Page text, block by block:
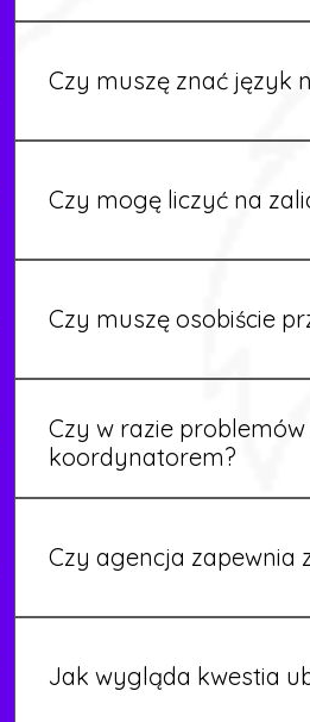
Możesz wypełnić formularz
Czy muszę znać język
Nie zawsze – wiele ofert nie
Czy mogę liczyć na
Tak, w wyjątkowych
Czy muszę osobiście
Tak, umowy podpisywane są
formalności są załatwione
Czy w razie
koordynatorem?
Czy agencja zapewnia
Tak, nasi koordynatorzy
Jak wygląda kwestia